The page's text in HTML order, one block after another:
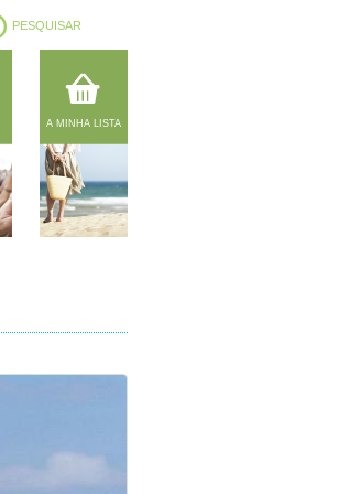
A MINHA LISTA